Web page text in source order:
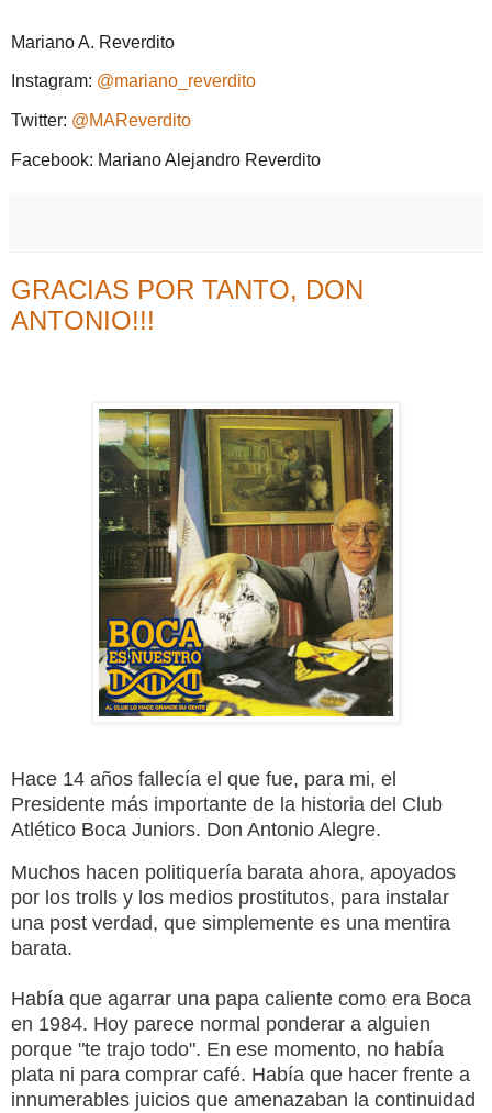
Mariano A. Reverdito
Instagram: @mariano_reverdito
Twitter: @MAReverdito
Facebook: Mariano Alejandro Reverdito
GRACIAS POR TANTO, DON
ANTONIO!!!
Hace 14 años fallecía el que fue, para mi, el
Presidente más importante de la historia del Club
Atlético Boca Juniors. Don Antonio Alegre.
Muchos hacen politiquería barata ahora, apoyados
por los trolls y los medios prostitutos, para instalar
una post verdad, que simplemente es una mentira
barata.
Había que agarrar una papa caliente como era Boca
en 1984. Hoy parece normal ponderar a alguien
porque "te trajo todo". En ese momento, no había
plata ni para comprar café. Había que hacer frente a
innumerables juicios que amenazaban la continuidad